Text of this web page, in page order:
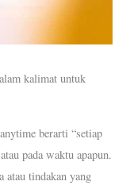
kalimat untuk
berarti “setiap
pada waktu apapun.
atau tindakan yang